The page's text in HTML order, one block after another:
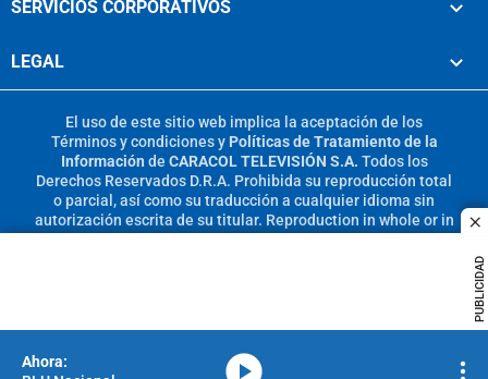
PUBLICIDAD
SERVICIOS CORPORATIVOS
LEGAL
El uso de este sitio web implica la aceptación de los
Términos y condicionesy Políticas de Tratamiento de la
Información de CARACOL TELEVISIÓN S.A. Todos los
Derechos Reservados D.R.A. Prohibida su reproducción total
o parcial, así como su traducción a cualquier idioma sin
autorización escrita de su titular. Reproduction in whole or in